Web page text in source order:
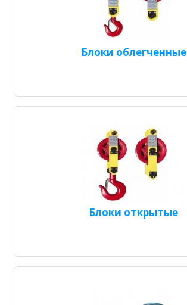
Блоки облегченные
Блоки открытые